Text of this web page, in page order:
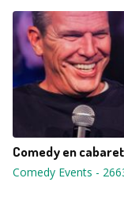
Comedy en
Comedy Events -